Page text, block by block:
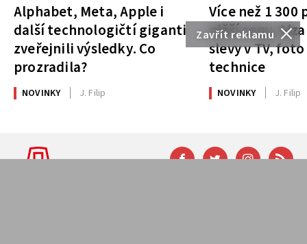
Zavřít reklamu
Alphabet, Meta, Apple i
další technologičtí giganti
zveřejnili výsledky. Co
prozradila?
NOVINKY J. Filip
Více než 1
nižší ceny.
slevy v TV,
technice
NOVINKY J. Filip